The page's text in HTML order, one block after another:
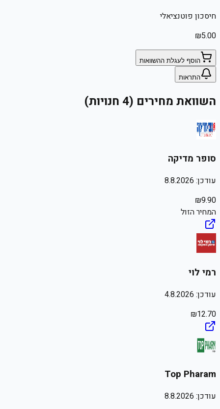
חיסכון פוטנציאלי
₪5.00
הוסף לעגלת ההשוואות
התראות
השוואת מחירים (4 חנויות)
סופר מדיקה
עודכן: 8.8.2026
₪9.90
המחיר הזול
רמי לוי
עודכן: 4.8.2026
₪12.70
Top Pharam
עודכן: 8.8.2026